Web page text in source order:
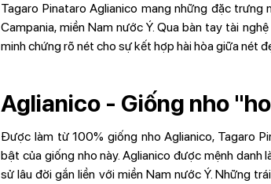
Tagaro Pinataro Aglianico mang những đặc
Campania, miền Nam nước Ý. Qua bàn tay tài
minh chứng rõ nét cho sự kết hợp hài hòa giữa nét
Aglianico - Giống nho
Được làm từ 100% giống nho Aglianico, Tagaro
bật của giống nho này. Aglianico được mệnh
sử lâu đời gắn liền với miền Nam nước Ý. Những